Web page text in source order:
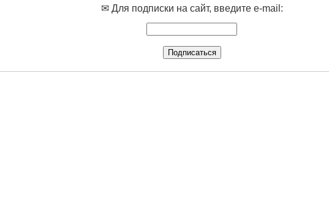
✉ Для подписки на сайт, введите e-mail: